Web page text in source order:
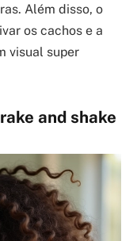
Além disso, o
os cachos e a
visual super
and shake